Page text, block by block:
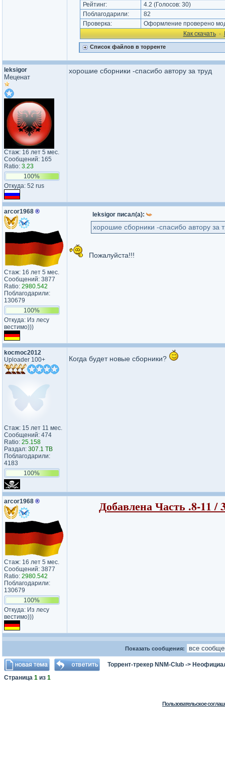
Рейтинг: 4.2 (Голосов: 30)
Поблагодарили:
82
Проверка:
Оформление проверено
Как cкачать·
Список файлов в торренте
leksigor
Меценат
Стаж: 16 лет 5 мес.
Сообщений: 165
Ratio: 3.23
100%
Откуда: 52 rus
хорошие сборники -спасибо автору за труд
arcor1968 ®
Стаж: 16 лет 5 мес.
Сообщений: 3877
Ratio: 2980.542
Поблагодарили:
130679
100%
Откуда: Из лесу
вестимо)))
leksigor писал(а):
хорошие сборники -спасибо автору за
Пожалуйста!!!
kocmoc2012
Uploader 100+
Стаж: 15 лет 11 мес.
Сообщений: 474
Ratio: 25.158
Раздал: 307.1 TB
Поблагодарили:
4183
100%
Когда будет новые сборники?
arcor1968 ®
Стаж: 16 лет 5 мес.
Сообщений: 3877
Ratio: 2980.542
Поблагодарили:
130679
100%
Откуда: Из лесу
вестимо)))
Добавлена Часть .8-11 /
Показать сообщения:
Торрент-трекер NNM-Club ->
Страница 1 из 1
Пользовательское